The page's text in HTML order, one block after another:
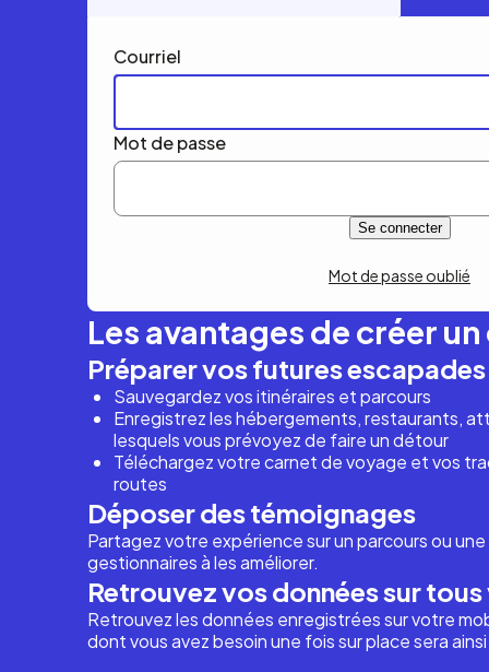
Courriel
Mot de passe
Mot de passe oublié
Les avantages de créer
Préparer vos futures escapades
Sauvegardez vos itinéraires et parcours
Enregistrez les hébergements, restaurants,
lesquels vous prévoyez de faire un détour
Téléchargez votre carnet de voyage et vos
routes
Déposer des témoignages
Partagez votre expérience sur un parcours ou
gestionnaires à les améliorer.
Retrouvez vos données sur
Retrouvez les données enregistrées sur votre
dont vous avez besoin une fois sur place sera